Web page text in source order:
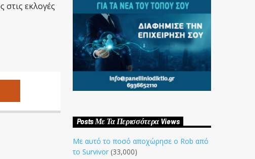
εκλογές
Posts Με Τα Περισσότερα Views
Με αυτό το ποσό αποχώρησε ο Rob από
το Survivor (33,000)